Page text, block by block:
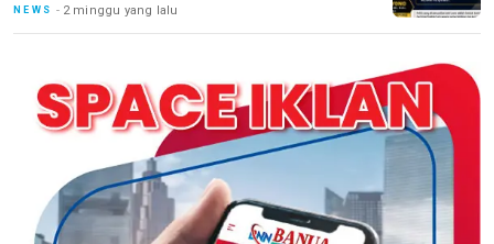
NEWS 2 minggu yang lalu